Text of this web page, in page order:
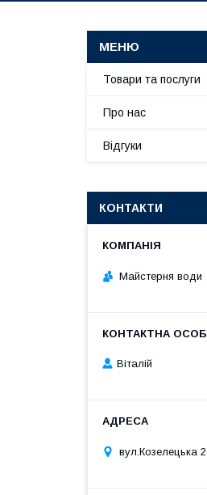
Товари та послуги
Про нас
Відгуки
КОНТАКТИ
Майстерня води
Віталій
вул.Козелецька